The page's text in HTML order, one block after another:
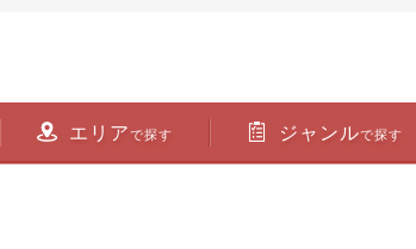
エリアで探す ジャンルで探す